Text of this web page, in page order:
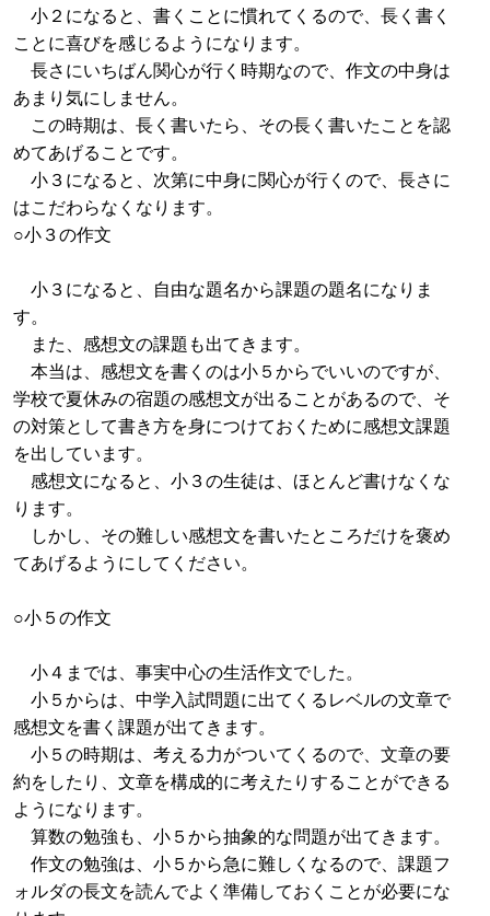
小２になると、書くことに慣れてくるので、長く書く
ことに喜びを感じるようになります。
長さにいちばん関心が行く時期なので、作文の中身は
あまり気にしません。
この時期は、長く書いたら、その長く書いたことを認
めてあげることです。
小３になると、次第に中身に関心が行くので、長さに
はこだわらなくなります。
○小３の作文
小３になると、自由な題名から課題の題名になりま
す。
また、感想文の課題も出てきます。
本当は、感想文を書くのは小５からでいいのですが、
学校で夏休みの宿題の感想文が出ることがあるので、そ
の対策として書き方を身につけておくために感想文課題
を出しています。
感想文になると、小３の生徒は、ほとんど書けなくな
ります。
しかし、その難しい感想文を書いたところだけを褒め
てあげるようにしてください。
○小５の作文
小４までは、事実中心の生活作文でした。
小５からは、中学入試問題に出てくるレベルの文章で
感想文を書く課題が出てきます。
小５の時期は、考える力がついてくるので、文章の要
約をしたり、文章を構成的に考えたりすることができる
ようになります。
算数の勉強も、小５から抽象的な問題が出てきます。
作文の勉強は、小５から急に難しくなるので、課題フ
ォルダの長文を読んでよく準備しておくことが必要にな